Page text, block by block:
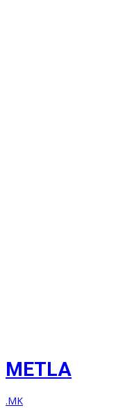
METLA
.MK